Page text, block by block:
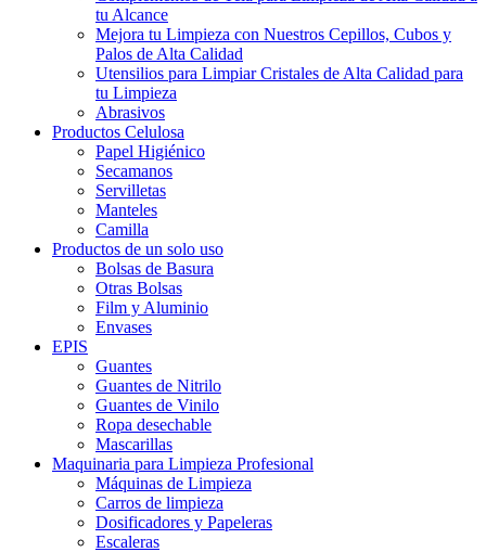
tu Alcance
Mejora tu Limpieza con Nuestros Cepillos, Cubos y
Palos de Alta Calidad
Utensilios para Limpiar Cristales de Alta Calidad para
tu Limpieza
Abrasivos
Productos Celulosa
Papel Higiénico
Secamanos
Servilletas
Manteles
Camilla
Productos de un solo uso
Bolsas de Basura
Otras Bolsas
Film y Aluminio
Envases
EPIS
Guantes
Guantes de Nitrilo
Guantes de Vinilo
Ropa desechable
Mascarillas
Maquinaria para Limpieza Profesional
Máquinas de Limpieza
Carros de limpieza
Dosificadores y Papeleras
Escaleras